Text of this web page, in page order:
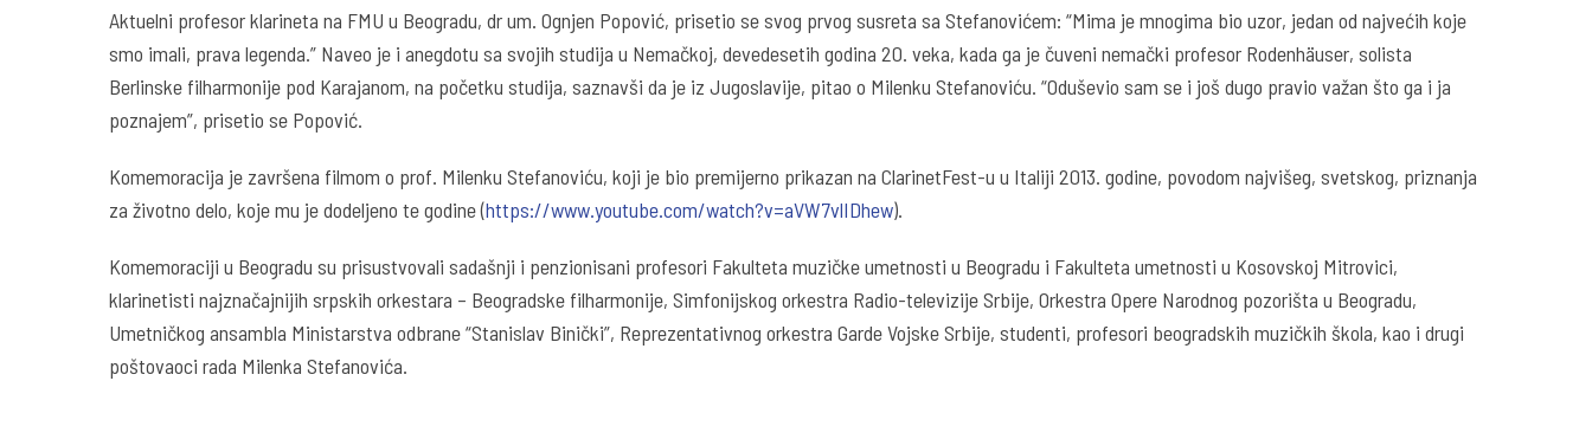
Aktuelni profesor klarineta na FMU u Beogradu, dr um. Ognjen Popović, prisetio se svog prvog susreta sa Stefanovićem: “Mima je mnogima bio uzor, jedan od najvećih koje
smo imali, prava legenda.” Naveo je i anegdotu sa svojih studija u Nemačkoj, devedesetih godina 20. veka, kada ga je čuveni nemački profesor Rodenhäuser, solista
Berlinske filharmonije pod Karajanom, na početku studija, saznavši da je iz Jugoslavije, pitao o Milenku Stefanoviću. “Oduševio sam se i još dugo pravio važan što ga i ja
poznajem”, prisetio se Popović.
Komemoracija je završena filmom o prof. Milenku Stefanoviću, koji je bio premijerno prikazan na ClarinetFest-u u Italiji 2013. godine, povodom najvišeg, svetskog, priznanja
za životno delo, koje mu je dodeljeno te godine (https://www.youtube.com/watch?v=aVW7vlIDhew).
Komemoraciji u Beogradu su prisustvovali sadašnji i penzionisani profesori Fakulteta muzičke umetnosti u Beogradu i Fakulteta umetnosti u Kosovskoj Mitrovici,
klarinetisti najznačajnijih srpskih orkestara – Beogradske filharmonije, Simfonijskog orkestra Radio-televizije Srbije, Orkestra Opere Narodnog pozorišta u Beogradu,
Umetničkog ansambla Ministarstva odbrane “Stanislav Binički”, Reprezentativnog orkestra Garde Vojske Srbije, studenti, profesori beogradskih muzičkih škola, kao i drugi
poštovaoci rada Milenka Stefanovića.